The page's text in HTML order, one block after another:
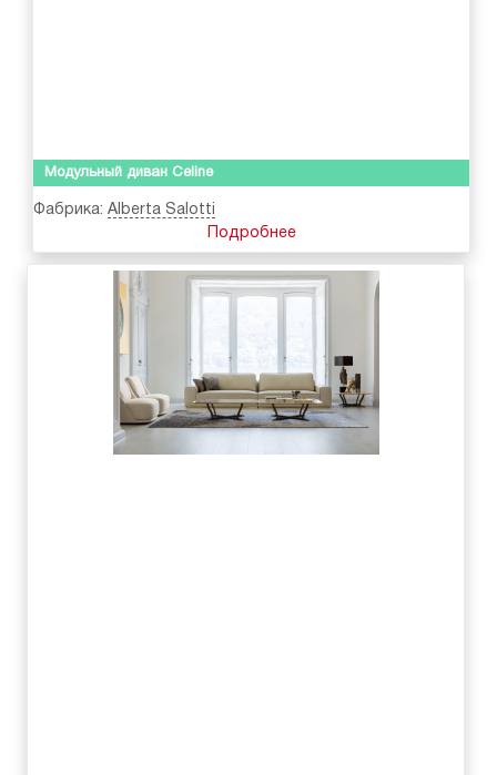
Модульный диван Celine
Фабрика: Alberta Salotti
Подробнее